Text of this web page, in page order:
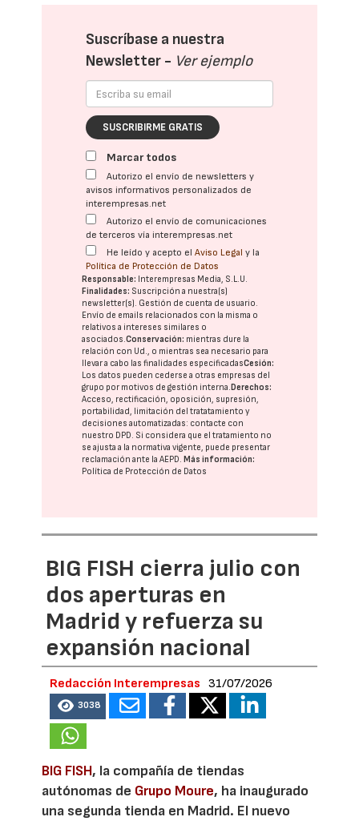
Suscríbase a nuestra
Newsletter - Ver ejemplo
SUSCRIBIRME GRATIS
Marcar todos
Autorizo el envío de newsletters y
avisos informativos personalizados de
interempresas.net
Autorizo el envío de comunicaciones
de terceros vía interempresas.net
He leído y acepto elAviso Legal y la
Política de Protección de Datos
Responsable: Interempresas Media, S.L.U.
Finalidades: Suscripción a nuestra(s)
newsletter(s). Gestión de cuenta de usuario.
Envío de emails relacionados con la misma o
relativos a intereses similares o
asociados.Conservación: mientras dure la
relación con Ud., o mientras sea necesario para
llevar a cabo las finalidades especificadasCesión:
Los datos pueden cederse a otras empresas del
grupo por motivos de gestión interna.Derechos:
Acceso, rectificación, oposición, supresión,
portabilidad, limitación del tratatamiento y
decisiones automatizadas: contacte con
nuestro DPD. Si considera que el tratamiento no
se ajusta a la normativa vigente, puede presentar
reclamación ante laAEPD.Más información:
Política de Protección de Datos
BIG FISH cierra julio con
dos aperturas en
Madrid y refuerza su
expansión nacional
Redacción Interempresas 31/07/2026
3038
BIG FISH, la compañía de tiendas
autónomas de Grupo Moure, ha inaugurado
una segunda tienda en Madrid. El nuevo